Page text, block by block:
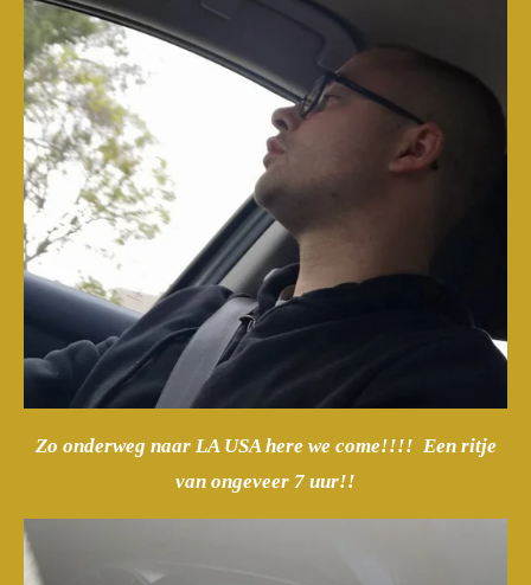
Zo onderweg naar LA USA here we come!!!! Een ritje
van ongeveer 7 uur!!